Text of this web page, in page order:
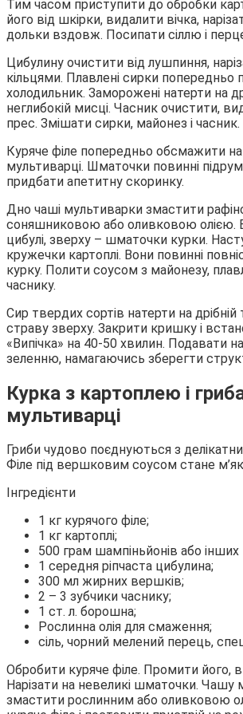
Тим часом приступити до обробки
його від шкірки, видалити вічка,
дольки вздовж. Посипати сіллю і
Цибулину очистити від лушпиння,
кільцями. Плавлені сирки попередньо
холодильник. Заморожені натерти на
неглибокій мисці. Часник очистити,
прес. Змішати сирки, майонез і часник.
Куряче філе попередньо обсмажити
мультиварці. Шматочки повинні
придбати апетитну скоринку.
Дно чаші мультиварки змастити
соняшниковою або оливковою олією.
цибулі, зверху – шматочки курки.
кружечки картоплі. Вони повинні
курку. Полити соусом з майонезу,
часнику.
Сир твердих сортів натерти на дрібній
страву зверху. Закрити кришку і
«Випічка» на 40-50 хвилин. Подавати на
зеленню, намагаючись зберегти
Курка з картоплею і
мультиварці
Гриби чудово поєднуються з
Філе під вершковим соусом стане
Інгредієнти
1 кг курячого філе;
1 кг картоплі;
500 грам шампіньйонів або інших
1 середня ріпчаста цибулина;
300 мл жирних вершків;
2 – 3 зубчики часнику;
1 ст. л. борошна;
Рослинна олія для смаження;
сіль, чорний мелений перець,
Обробити куряче філе. Промити його,
Нарізати на невеликі шматочки. Чашу
змастити рослинним або оливковою